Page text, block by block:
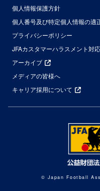
個人情報保護方針
個人番号及び特定個人情報の適
プライバシーポリシー
JFAカスタマーハラスメント対
アーカイブ
メディアの皆様へ
キャリア採用について
© Japan Football